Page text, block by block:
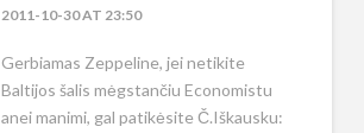
2011-10-30 AT 23:50
Gerbiamas Zeppeline, jei netikite
Baltijos šalis mėgstančiu Economistu
anei manimi, gal patikėsite Č.Iškausku: